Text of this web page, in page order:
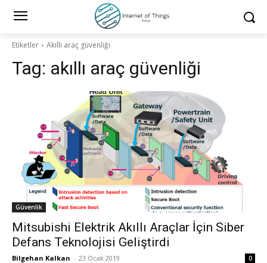
Etiketler Akıllı araç güvenliği
Tag: akıllı araç güvenliği
Güvenlik
Mitsubishi Elektrik Akıllı Araçlar İçin Siber
Defans Teknolojisi Geliştirdi
Bilgehan Kalkan - 23 Ocak 2019 0